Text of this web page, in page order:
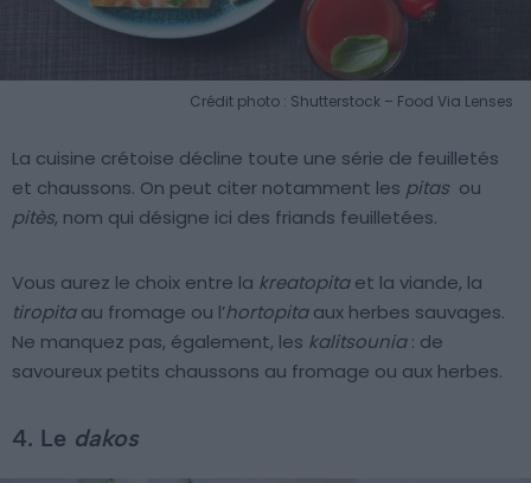
Crédit photo : Shutterstock – Food Via Lenses
La cuisine crétoise décline toute une série de feuilletés
et chaussons. On peut citer notamment les pitas ou
pitès, nom qui désigne ici des friands feuilletées.
Vous aurez le choix entre la kreatopitaet la viande, la
tiropitaau fromage ou l’hortopitaaux herbes sauvages.
Ne manquez pas, également, les kalitsounia: de
savoureux petits chaussons au fromage ou aux herbes.
4. Le dakos